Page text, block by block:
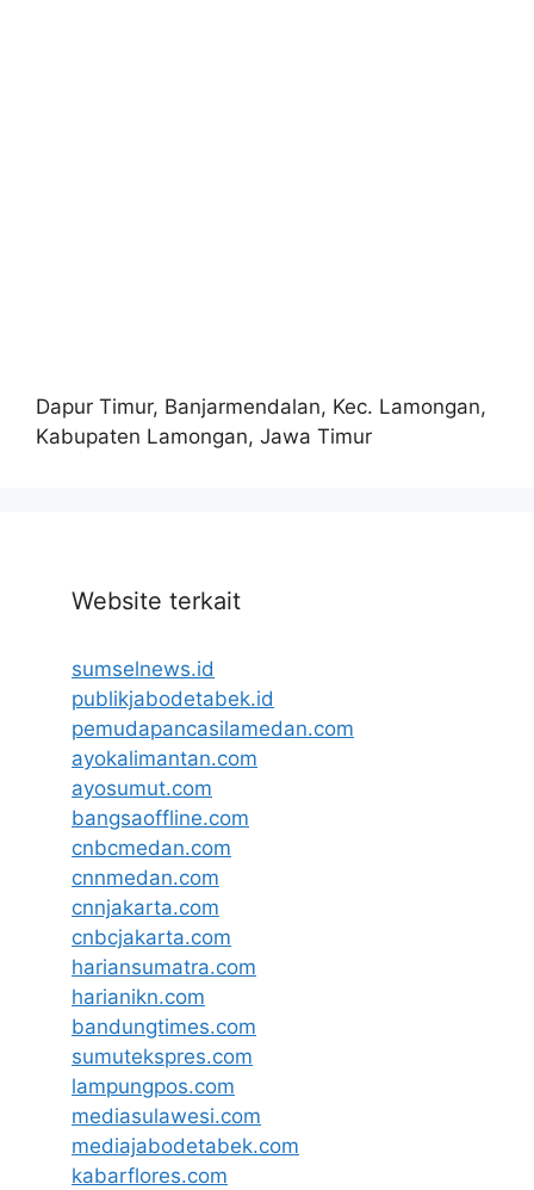
Dapur Timur, Banjarmendalan, Kec. Lamongan,
Kabupaten Lamongan, Jawa Timur
Website terkait
sumselnews.id
publikjabodetabek.id
pemudapancasilamedan.com
ayokalimantan.com
ayosumut.com
bangsaoffline.com
cnbcmedan.com
cnnmedan.com
cnnjakarta.com
cnbcjakarta.com
hariansumatra.com
harianikn.com
bandungtimes.com
sumutekspres.com
lampungpos.com
mediasulawesi.com
mediajabodetabek.com
kabarflores.com